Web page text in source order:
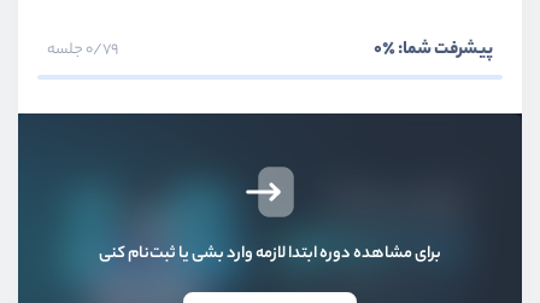
پیشرفت شما:٪0 0/79 جلسه
برای مشاهده دوره ابتدا لازمه وارد بشی یا ثبت‌نام کنی
بخش چهارم ووکامرس
سئو و بهینه سازی